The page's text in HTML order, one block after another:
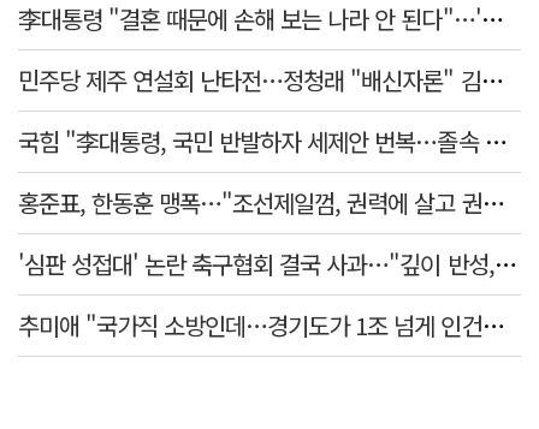
李대통령 "결혼 때문에 손해 보는 나라 안 된다"…'결혼 페널티' 22개 손본다
민주당 제주 연설회 난타전…정청래 "배신자론" 김민석 "관리 무능"
국힘 "李대통령, 국민 반발하자 세제안 번복…졸속 국정 즉각 중단"
홍준표, 한동훈 맹폭…"조선제일껌, 권력에 살고 권력에 죽었다"
'심판 성접대' 논란 축구협회 결국 사과…"깊이 반성, 쇄신하겠다"
추미애 "국가직 소방인데…경기도가 1조 넘게 인건비 대납"